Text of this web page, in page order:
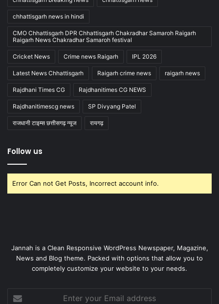
chhattisgarh news in hindi
CMO Chhattisgarh DPR Chhattisgarh Chakradhar Samaroh Raigarh
Raigarh News Chakradhar Samaroh festival
Cricket News Crime news Raigarh IPL 2026
Latest News Chhattisgarh Raigarh crime news raigarh news
Rajdhani Times CG Rajdhanitimes CG NEWS
Rajdhanitimescg news SP Divyang Patel
राजधानी टाइम्स छत्तीसगढ़ न्यूज रायगढ़
Follow us
Error Can not Get Posts, Incorrect account info.
Jannah is a Clean Responsive WordPress Newspaper, Magazine,
News and Blog theme. Packed with options that allow you to
completely customize your website to your needs.